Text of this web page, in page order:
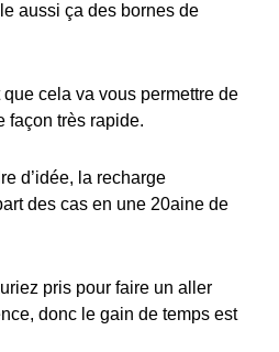
aussi ça des bornes de
que cela va vous permettre de
façon très rapide.
d’idée, la recharge
des cas en une 20aine de
pris pour faire un aller
donc le gain de temps est